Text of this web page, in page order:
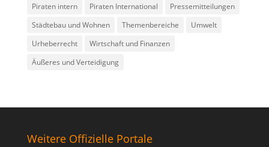
Piraten intern
Piraten International
Pressemitteilungen
Städtebau und Wohnen
Themenbereiche
Umwelt
Urheberrecht
Wirtschaft und Finanzen
Äußeres und Verteidigung
Weitere Offizielle Portale